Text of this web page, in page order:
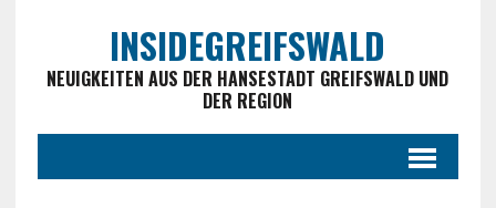
INSIDEGREIFSWALD
NEUIGKEITEN AUS DER HANSESTADT GREIFSWALD UND
DER REGION